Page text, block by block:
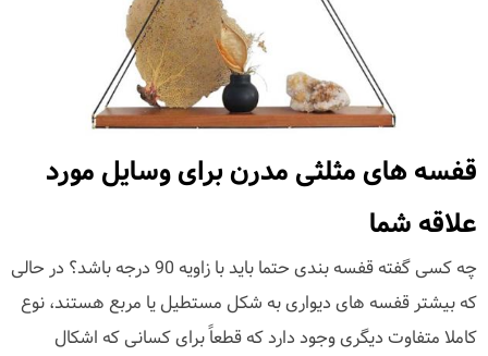
قفسه های مثلثی مدرن برای وسایل مورد
علاقه شما
چه کسی گفته قفسه بندی حتما باید با زاویه 90 درجه باشد؟ در حالی
که بیشتر قفسه های دیواری به شکل مستطیل یا مربع هستند، نوع
کاملا متفاوت دیگری وجود دارد که قطعاً برای کسانی که اشکال